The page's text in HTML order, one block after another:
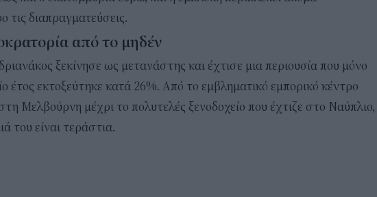
τις διαπραγματεύσεις.
από το μηδέν
ξεκίνησε ως μετανάστης και έχτισε μια περιουσία που μόνο
έτος εκτοξεύτηκε κατά 26%. Από το εμβληματικό εμπορικό κέντρο
Μελβούρνη μέχρι το πολυτελές ξενοδοχείο που έχτιζε στο Ναύπλιο,
του είναι τεράστια.